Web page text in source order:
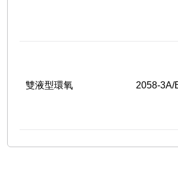
雙液型環氧 2058-3A/